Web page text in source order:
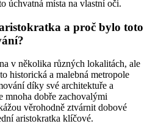
úchvatná místa na vlastní oči.
a proč bylo toto
v několika různých lokalitách, ale
historická a malebná metropole
díky své architektuře a
mnoha dobře zachovalými
věrohodně ztvárnit dobové
aristokratka klíčové.